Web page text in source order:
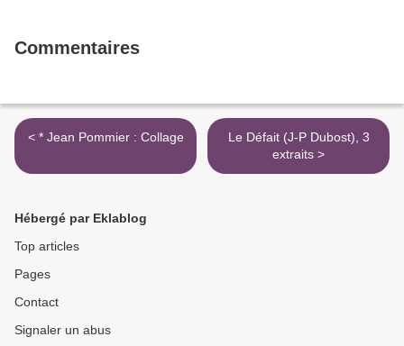
Commentaires
< * Jean Pommier : Collage
Le Défait (J-P Dubost), 3
extraits >
Hébergé par Eklablog
Top articles
Pages
Contact
Signaler un abus